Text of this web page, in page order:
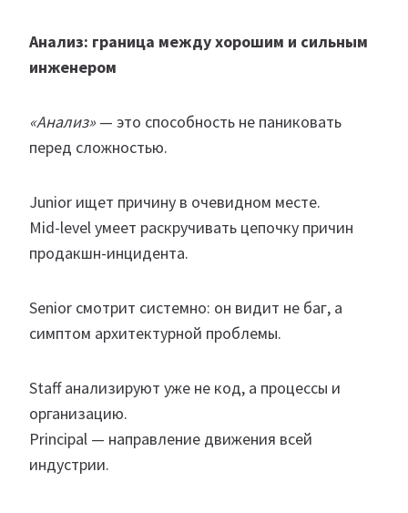
Анализ: граница между хорошим и сильным
инженером
«Анализ» — это способность не паниковать
перед сложностью.
Junior ищет причину в очевидном месте.
Mid-level умеет раскручивать цепочку причин
продакшн-инцидента.
Senior смотрит системно: он видит не баг, а
симптом архитектурной проблемы.
Staff анализируют уже не код, а процессы и
организацию.
Principal — направление движения всей
индустрии.